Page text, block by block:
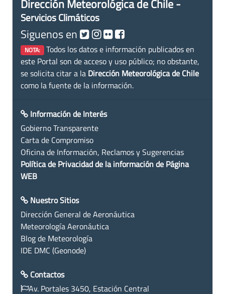
Dirección Meteorológica de Chile -
Servicios Climáticos
Siguenos en
NOTA: Todos los datos e información publicados en
este Portal son de acceso y uso público; no obstante,
se solicita citar a la Dirección Meteorológica de Chile
como la fuente de la información.
Información de Interés
Gobierno Transparente
Carta de Compromiso
Oficina de Información, Reclamos y Sugerencias
Política de Privacidad de la información de Página
WEB
Nuestro Sitios
Dirección General de Aeronáutica
Meteorología Aeronáutica
Blog de Meteorología
IDE DMC (Geonode)
Contactos
Av. Portales 3450, Estación Central